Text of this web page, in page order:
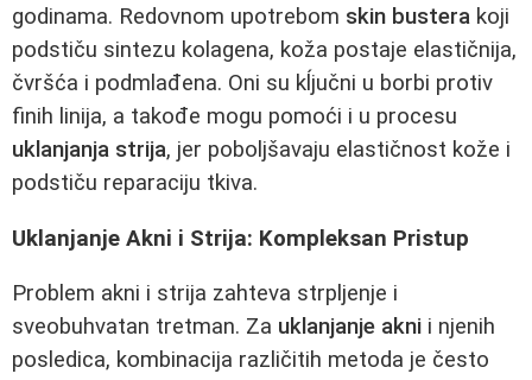
godinama. Redovnom upotrebom skin bustera koji
podstiču sintezu kolagena, koža postaje elastičnija,
čvršća i podmlađena. Oni su kĺjučni u borbi protiv
finih linija, a takođe mogu pomoći i u procesu
uklanjanja strija, jer poboljšavaju elastičnost kože i
podstiču reparaciju tkiva.
Uklanjanje Akni i Strija: Kompleksan Pristup
Problem akni i strija zahteva strpljenje i
sveobuhvatan tretman. Za uklanjanje akni i njenih
posledica, kombinacija različitih metoda je često